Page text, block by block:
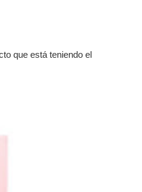
que está teniendo el